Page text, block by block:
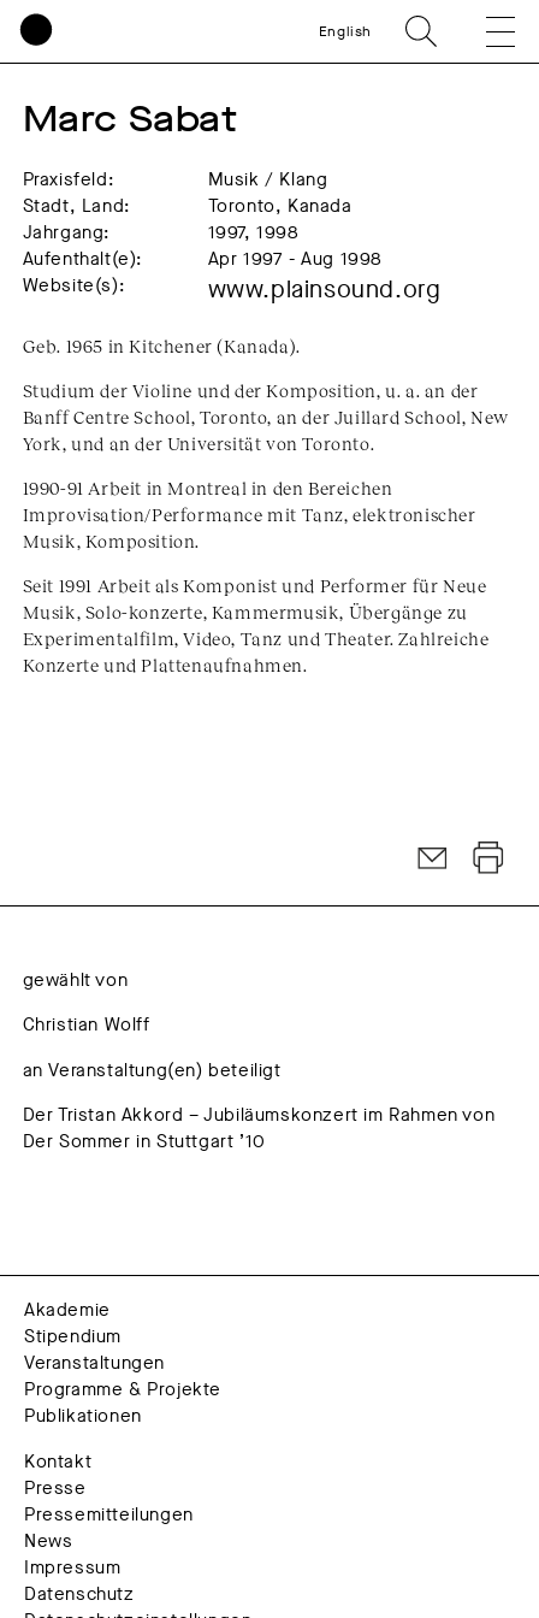
English
Marc Sabat
Praxisfeld:
Musik / Klang
Stadt, Land:
Toronto, Kanada
Jahrgang:
1997, 1998
Aufenthalt(e):
Apr 1997 - Aug 1998
Website(s):
www.plainsound.org
Geb. 1965 in Kitchener (Kanada).
Studium der Violine und der Komposition, u. a. an der
Banff Centre School, Toronto, an der Juillard School, New
York, und an der Universität von Toronto.
1990-91 Arbeit in Montreal in den Bereichen
Improvisation/Performance mit Tanz, elektronischer
Musik, Komposition.
Seit 1991 Arbeit als Komponist und Performer für Neue
Musik, Solo-konzerte, Kammermusik, Übergänge zu
Experimentalfilm, Video, Tanz und Theater. Zahlreiche
Konzerte und Plattenaufnahmen.
gewählt von
Christian Wolff
an Veranstaltung(en) beteiligt
Der Tristan Akkord – Jubiläumskonzert im Rahmen von
Der Sommer in Stuttgart ’10
Akademie
Stipendium
Veranstaltungen
Programme & Projekte
Publikationen
Kontakt
Presse
Pressemitteilungen
News
Impressum
Datenschutz